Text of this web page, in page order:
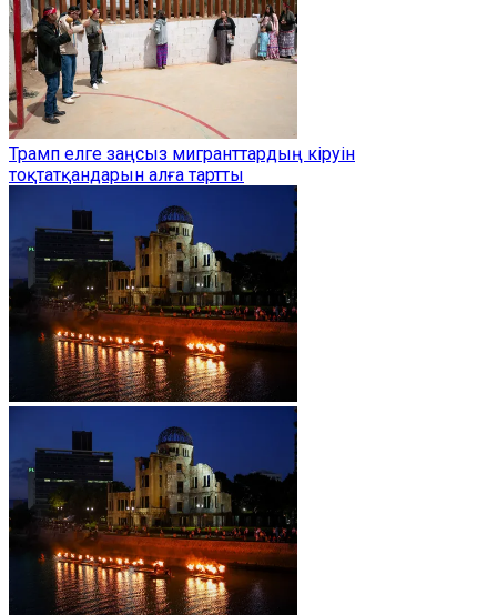
Трамп елге заңсыз мигранттардың кіруін
тоқтатқандарын алға тартты